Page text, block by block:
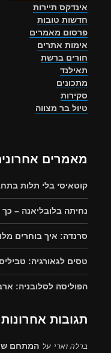
אינדקס תיירות
חדשות טובות
פרסום מאמרים
אימות אתרים
חורים ברשת
תאילנד
מתכונים
סקירות
טיול בר מצווה
מאמרים
קוטאיסי בלי תלות
נחיתה בלובליאנה –
סרנדה: איך בוחרים
טסים לגאורגיה:
הפוליסה לסלובניה:
תגובות
ברלה וארי על המתחם